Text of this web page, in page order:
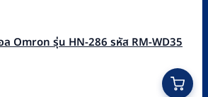
ล Omron รุ่น HN-286 รหัส RM-WD35